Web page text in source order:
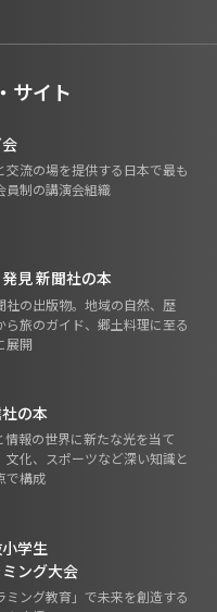
サイト
交流の場を提供する日本で最も
員制の講演会組織
見 新聞社の本
社の出版物。地域の自然、歴
ら旅のガイド、郷土料理に至る
展開
の本
情報の世界に新たな光を当て
文化、スポーツなど深い知識と
で構成
学生
ング大会
ミング教育」で未来を創造する